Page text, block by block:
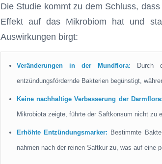
Die Studie kommt zu dem Schluss,
Effekt auf das Mikrobiom hat und
Auswirkungen birgt:
Veränderungen in der Mundflora: Durch
entzündungsfördernde Bakterien begünstigt,
Keine nachhaltige Verbesserung der Darmflora:
Mikrobiota zeigte, führte der Saftkonsum nicht zu
Erhöhte Entzündungsmarker: Bestimmte
nahmen nach der reinen Saftkur zu, was auf eine